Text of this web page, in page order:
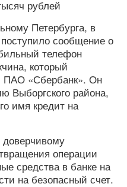
рублей
Петербурга, в
сообщение о
телефон
который
ПАО «Сбербанк». Он
Выборгского района,
имя кредит на
операции
средства в банке на
на безопасный счет.